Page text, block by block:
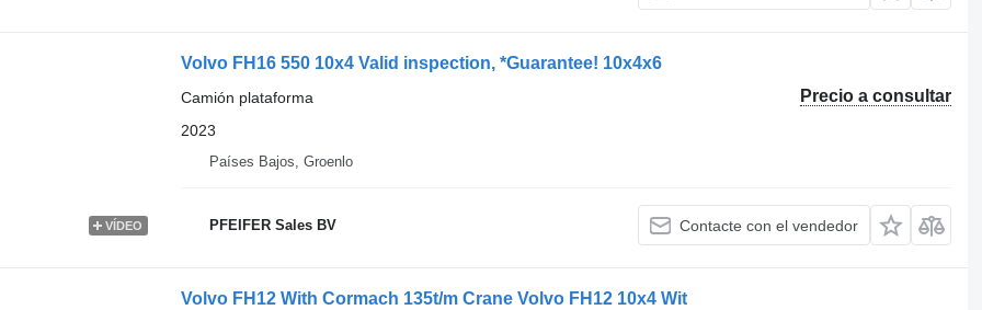
VÍDEO
Volvo FH16 550 10x4 Valid inspection, *Guarantee! 10x4x6
Precio a consultar
Camión plataforma
2023
Países Bajos, Groenlo
PFEIFER Sales BV Contacte con el vendedor
Volvo FH12 With Cormach 135t/m Crane Volvo FH12 10x4 Wit